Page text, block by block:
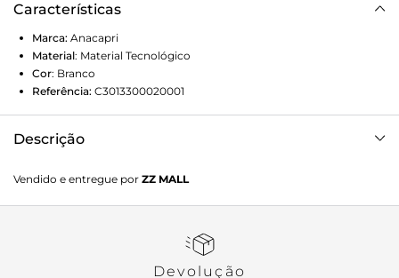
Características
Marca: Anacapri
Material: Material Tecnológico
Cor: Branco
Referência: C3013300020001
Descrição
modelo sem cadarços vem para a temporada de verão
Anacapri em material similar ao couro e possui solado
tênis nas laterais. Traz aplicação de peça marrom na parte
Vendido e entregue por ZZ MALL
Devolução